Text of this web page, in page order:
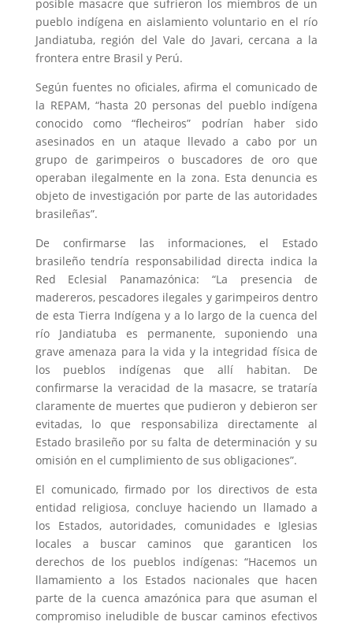
posible masacre que sufrieron los miembros de un
pueblo indígena en aislamiento voluntario en el río
Jandiatuba, región del Vale do Javari, cercana a la
frontera entre Brasil y Perú.
Según fuentes no oficiales, afirma el comunicado de
la REPAM, “hasta 20 personas del pueblo indígena
conocido como “flecheiros” podrían haber sido
asesinados en un ataque llevado a cabo por un
grupo de garimpeiros o buscadores de oro que
operaban ilegalmente en la zona. Esta denuncia es
objeto de investigación por parte de las autoridades
brasileñas”.
De confirmarse las informaciones, el Estado
brasileño tendría responsabilidad directa indica la
Red Eclesial Panamazónica: “La presencia de
madereros, pescadores ilegales y garimpeiros dentro
de esta Tierra Indígena y a lo largo de la cuenca del
río Jandiatuba es permanente, suponiendo una
grave amenaza para la vida y la integridad física de
los pueblos indígenas que allí habitan. De
confirmarse la veracidad de la masacre, se trataría
claramente de muertes que pudieron y debieron ser
evitadas, lo que responsabiliza directamente al
Estado brasileño por su falta de determinación y su
omisión en el cumplimiento de sus obligaciones”.
El comunicado, firmado por los directivos de esta
entidad religiosa, concluye haciendo un llamado a
los Estados, autoridades, comunidades e Iglesias
locales a buscar caminos que garanticen los
derechos de los pueblos indígenas: “Hacemos un
llamamiento a los Estados nacionales que hacen
parte de la cuenca amazónica para que asuman el
compromiso ineludible de buscar caminos efectivos